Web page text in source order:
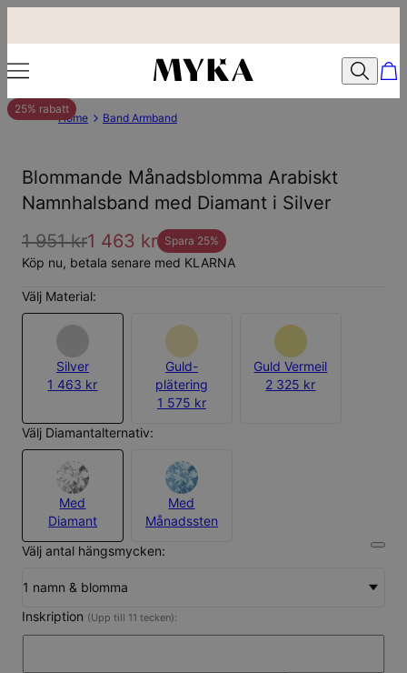
25% rabatt
Home Band Armband
Blommande Månadsblomma Arabiskt
Namnhalsband med Diamant i Silver
1 951 kr1 463 kr Spara 25%
Köp nu, betala senare med KLARNA
Välj Material:
Silver
1 463 kr
Guld-
plätering
1 575 kr
Guld Vermeil
2 325 kr
Välj Diamantalternativ:
Med
Diamant
Med
Månadssten
Välj antal hängsmycken:
1 namn & blomma
Inskription (Upp till 11 tecken):